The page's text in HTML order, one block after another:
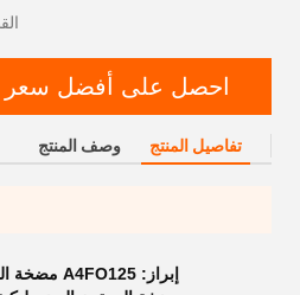
احصل على أفضل سعر
تفاصيل المنتج وصف المنتج
إبراز: A4FO125 مضخة المكبس الهيدروليكي Rexroth